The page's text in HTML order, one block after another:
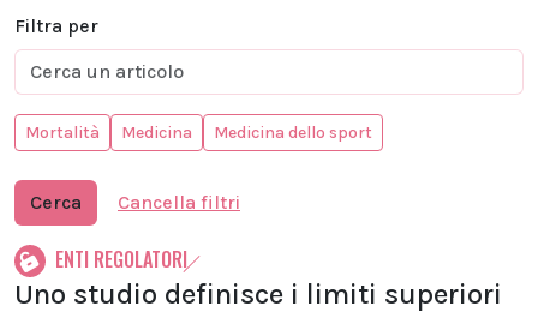
Filtra per
Mortalità Medicina Medicina dello sport
Cerca Cancella filtri
ENTI REGOLATORI
Uno studio definisce i limiti superiori